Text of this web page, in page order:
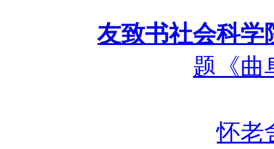
友致书社会科学
题《曲
怀老